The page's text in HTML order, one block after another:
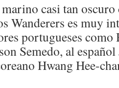
casi tan
Wanderers es muy
portugueses como
Semedo, al español
Hwang Hee-